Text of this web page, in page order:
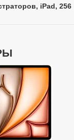
iPad, 256